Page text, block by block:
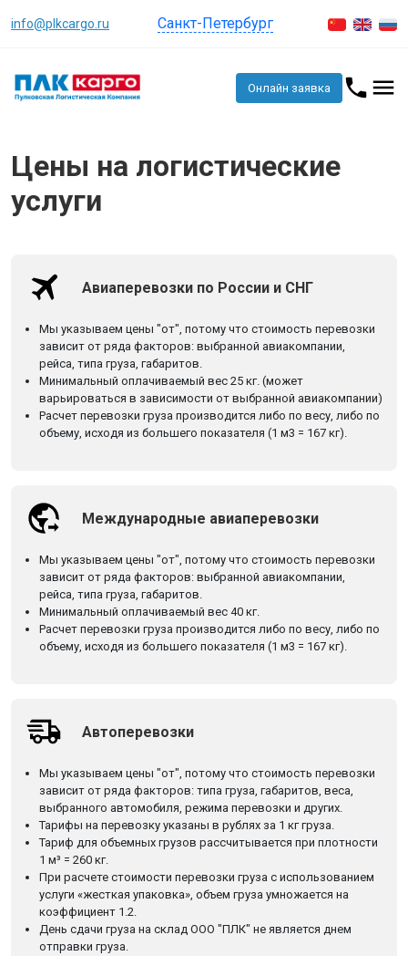
info@plkcargo.ru Санкт-Петербург
Онлайн заявка
Цены на логистические
услуги
Авиаперевозки по России и СНГ
Мы указываем цены "от", потому что стоимость перевозки
зависит от ряда факторов: выбранной авиакомпании,
рейса, типа груза, габаритов.
Минимальный оплачиваемый вес 25 кг. (может
варьироваться в зависимости от выбранной авиакомпании)
Расчет перевозки груза производится либо по весу, либо по
объему, исходя из большего показателя (1 м3 = 167 кг).
Международные авиаперевозки
Мы указываем цены "от", потому что стоимость перевозки
зависит от ряда факторов: выбранной авиакомпании,
рейса, типа груза, габаритов.
Минимальный оплачиваемый вес 40 кг.
Расчет перевозки груза производится либо по весу, либо по
объему, исходя из большего показателя (1 м3 = 167 кг).
Автоперевозки
Мы указываем цены "от", потому что стоимость перевозки
зависит от ряда факторов: типа груза, габаритов, веса,
выбранного автомобиля, режима перевозки и других.
Тарифы на перевозку указаны в рублях за 1 кг груза.
Тариф для объемных грузов рассчитывается при плотности
1 м³ = 260 кг.
При расчете стоимости перевозки груза с использованием
услуги «жесткая упаковка», объем груза умножается на
коэффициент 1.2.
День сдачи груза на склад ООО "ПЛК" не является днем
отправки груза.